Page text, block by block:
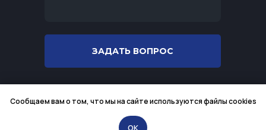
ЗАДАТЬ ВОПРОС
Разработка сайта
ИНН 7813501983
Сообщаем вам о том, что мы на сайте используются файлы cookies
OK